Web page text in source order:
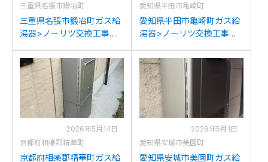
三重県名張市鍛冶町
三重県名張市鍛冶町ガス給
湯器>ノーリツ交換工事施
C2432(S)AWXからノーリ
ツGT-C2472SAW BLへの
交換
愛知県半田市亀崎町
愛知県半田市亀崎町ガス給
湯器>ノーリツ交換工事施
C2452SAWXからノーリツ
GT-C2472SAW BLへの交
換
2026年5月14日
京都府相楽郡精華町
京都府相楽郡精華町ガス給
2026年5月1日
愛知県安城市美園町
愛知県安城市美園町ガス給